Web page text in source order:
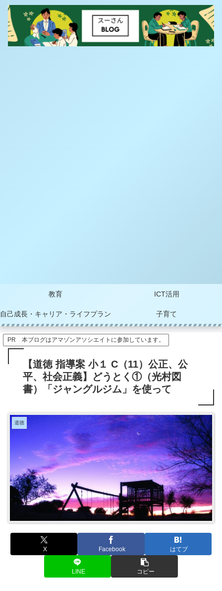
教育 ICT活用
自己成長・キャリア・ライフプラン 子育て
PR 本ブログはアマゾンアソシエイトに参加しています。
【道徳 指導案 小１ C（11）公正、公
平、社会正義】どうとく①（光村図
書）「ジャングルジム」を使って
道徳
X Facebook はてブ
LINE コピー